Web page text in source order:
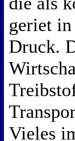
geriet
Druck.
Vieles